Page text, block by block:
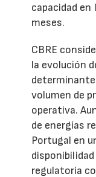
capacidad
meses.
CBRE
la evolución
volumen de
operativa.
de energías
Portugal en
regulatoria